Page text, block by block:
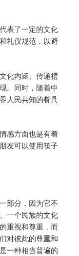
表了一定的文化
礼仪规范，以避
化内涵、传递禮
。同时，随着中
人民共知的餐具
感方面也是有着
友可以使用筷子
部分，因为它不
一个民族的文化
重视和尊重，而
对彼此的尊重和
一种相当普遍的